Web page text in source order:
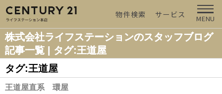
物件検索 サービス MENU
株式会社ライフステーションのスタッフブログ
記事一覧 | タグ:王道屋
タグ:王道屋
王道屋直系 環屋